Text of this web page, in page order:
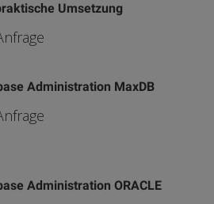
Umsetzung
Administration MaxDB
Administration ORACLE